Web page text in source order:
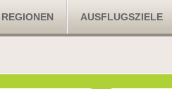
REGIONEN AUSFLUGSZIELE